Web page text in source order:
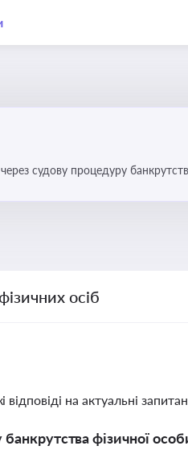
судову процедуру
осіб
на актуальні
фізичної